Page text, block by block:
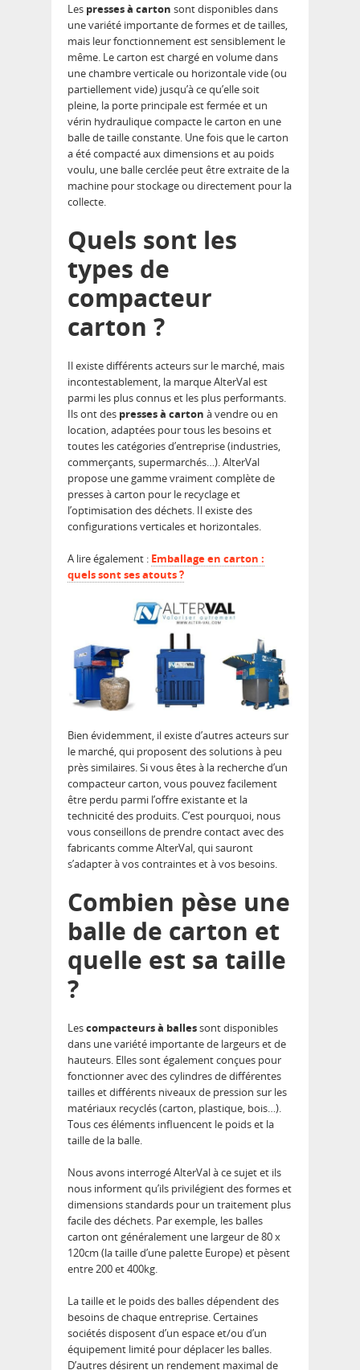
Les presses à carton sont disponibles dans
une variété importante de formes et de tailles,
mais leur fonctionnement est sensiblement le
même. Le carton est chargé en volume dans
une chambre verticale ou horizontale vide (ou
partiellement vide) jusqu’à ce qu’elle soit
pleine, la porte principale est fermée et un
vérin hydraulique compacte le carton en une
balle de taille constante. Une fois que le carton
a été compacté aux dimensions et au poids
voulu, une balle cerclée peut être extraite de la
machine pour stockage ou directement pour la
collecte.
Quels sont les
types de
compacteur
carton ?
Il existe différents acteurs sur le marché, mais
incontestablement, la marque AlterVal est
parmi les plus connus et les plus performants.
Ils ont des presses à carton à vendre ou en
location, adaptées pour tous les besoins et
toutes les catégories d’entreprise (industries,
commerçants, supermarchés…). AlterVal
propose une gamme vraiment complète de
presses à carton pour le recyclage et
l’optimisation des déchets. Il existe des
configurations verticales et horizontales.
A lire également : Emballage en carton :
quels sont ses atouts ?
Bien évidemment, il existe d’autres acteurs sur
le marché, qui proposent des solutions à peu
près similaires. Si vous êtes à la recherche d’un
compacteur carton, vous pouvez facilement
être perdu parmi l’offre existante et la
technicité des produits. C’est pourquoi, nous
vous conseillons de prendre contact avec des
fabricants comme AlterVal, qui sauront
s’adapter à vos contraintes et à vos besoins.
Combien pèse une
balle de carton et
quelle est sa taille
?
Lescompacteurs à ballessont disponibles
dans une variété importante de largeurs et de
hauteurs. Elles sont également conçues pour
fonctionner avec des cylindres de différentes
tailles et différents niveaux de pression sur les
matériaux recyclés (carton, plastique, bois…).
Tous ces éléments influencent le poids et la
taille de la balle.
Nous avons interrogé AlterVal à ce sujet et ils
nous informent qu’ils privilégient des formes et
dimensions standards pour un traitement plus
facile des déchets. Par exemple, les balles
carton ont généralement une largeur de 80 x
120cm (la taille d’une palette Europe) et pèsent
entre 200 et 400kg.
La taille et le poids des balles dépendent des
besoins de chaque entreprise. Certaines
sociétés disposent d’un espace et/ou d’un
équipement limité pour déplacer les balles.
D’autres désirent un rendement maximal de